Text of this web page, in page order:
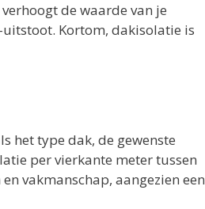
de waarde van je
Kortom, dakisolatie is
het type dak, de gewenste
per vierkante meter tussen
vakmanschap, aangezien een